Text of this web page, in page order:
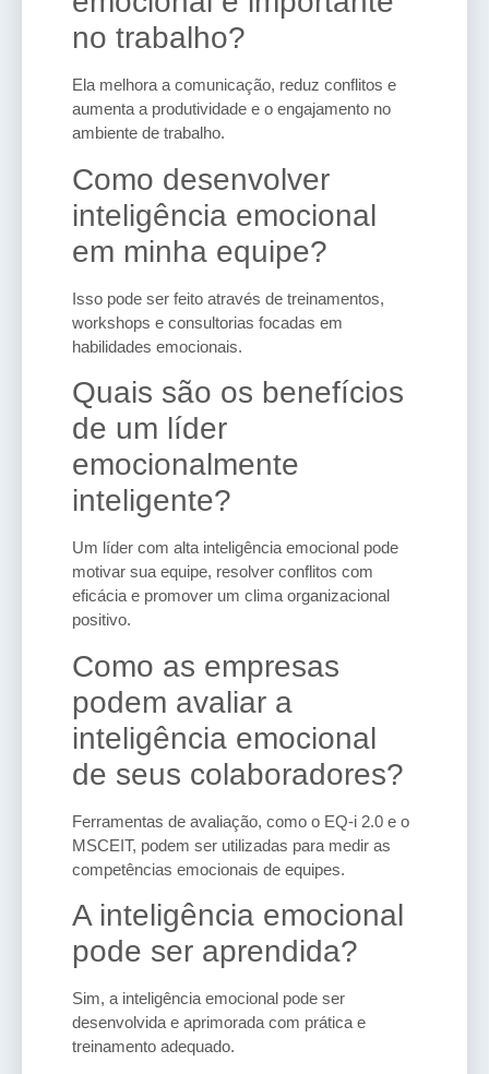
no trabalho?
Ela melhora a comunicação, reduz conflitos e
aumenta a produtividade e o engajamento no
ambiente de trabalho.
Como desenvolver
inteligência emocional
em minha equipe?
Isso pode ser feito através de treinamentos,
workshops e consultorias focadas em
habilidades emocionais.
Quais são os benefícios
de um líder
emocionalmente
inteligente?
Um líder com alta inteligência emocional pode
motivar sua equipe, resolver conflitos com
eficácia e promover um clima organizacional
positivo.
Como as empresas
podem avaliar a
inteligência emocional
de seus colaboradores?
Ferramentas de avaliação, como o EQ-i 2.0 e o
MSCEIT, podem ser utilizadas para medir as
competências emocionais de equipes.
A inteligência emocional
pode ser aprendida?
Sim, a inteligência emocional pode ser
desenvolvida e aprimorada com prática e
treinamento adequado.